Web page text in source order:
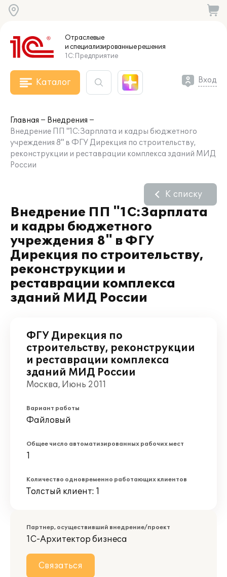
Отраслевые
и специализированныерешения
1С:Предприятие
Каталог Вход
Главная
Внедрения
Внедрение ПП "1С:Зарплата и кадры бюджетного
учреждения 8" в ФГУ Дирекция по строительству,
реконструкции и реставрации комплекса зданий МИД
России
Внедрение ПП "1С:Зарплата
и кадры бюджетного
учреждения 8" в ФГУ
Дирекция по строительству,
реконструкции и
реставрации комплекса
зданий МИД России
К списку
ФГУ Дирекция по
строительству, реконструкции
и реставрации комплекса
зданий МИД России
Москва, Июнь 2011
Вариант работы
Файловый
Общее число автоматизированных рабочих мест
1
Количество одновременно работающих клиентов
Толстый клиент: 1
Партнер, осуществивший внедрение/проект
1С-Архитектор бизнеса
Связаться